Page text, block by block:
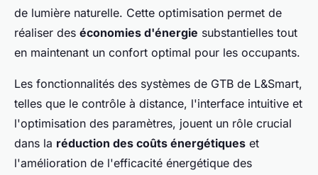
de lumière naturelle. Cette optimisation permet de
réaliser des économies d'énergie substantielles tout
en maintenant un confort optimal pour les occupants.
Les fonctionnalités des systèmes de GTB de L&Smart,
telles que le contrôle à distance, l'interface intuitive et
l'optimisation des paramètres, jouent un rôle crucial
dans la réduction des coûts énergétiques et
l'amélioration de l'efficacité énergétique des